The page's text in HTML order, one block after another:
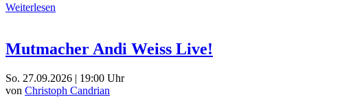
Weiterlesen
Mutmacher Andi Weiss Live!
So. 27.09.2026 | 19:00 Uhr
von Christoph Candrian